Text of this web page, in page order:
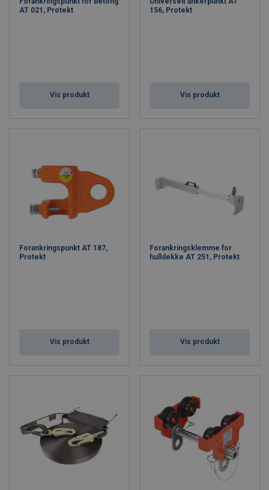
AT 021, Protekt
Vis produkt
156, Protekt
Vis produkt
Forankringspunkt AT 187,
Protekt
Vis produkt
Forankringsklemme for
hulldekke AT 251, Protekt
Vis produkt